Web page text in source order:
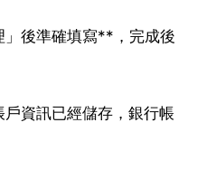
」後準確填寫**，完成後
戶資訊已經儲存，銀行帳